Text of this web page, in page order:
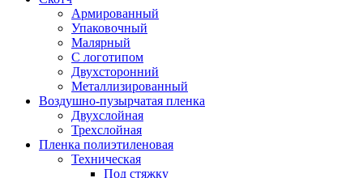
Армированный
Упаковочный
Малярный
С логотипом
Двухсторонний
Металлизированный
Воздушно-пузырчатая пленка
Двухслойная
Трехслойная
Пленка полиэтиленовая
Техническая
Под стяжку